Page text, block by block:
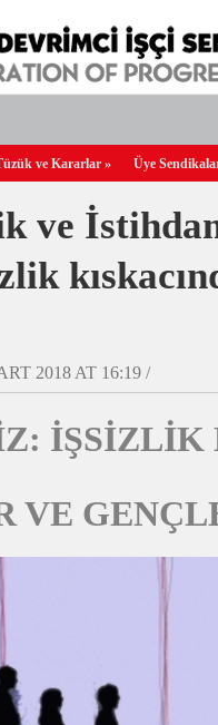
ve Kararlar » Üye
ve
2018 AT 16:19 /
VE